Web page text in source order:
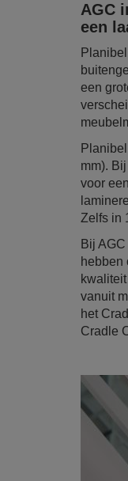
AGC
een
een
mm).
voor
Zelfs in
Bij
hebben
vanuit
het
Cradle